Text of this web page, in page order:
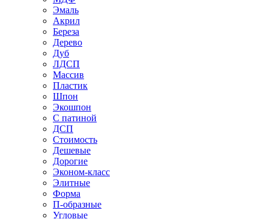
Эмаль
Акрил
Береза
Дерево
Дуб
ЛДСП
Массив
Пластик
Шпон
Экошпон
С патиной
ДСП
Стоимость
Дешевые
Дорогие
Эконом-класс
Элитные
Форма
П-образные
Угловые